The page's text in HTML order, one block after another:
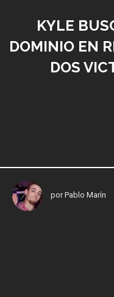
KYLE
DOMINIO EN
DOS
porPablo Marín